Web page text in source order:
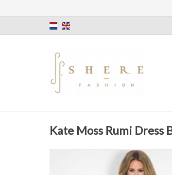
Kate Moss Rumi Dress